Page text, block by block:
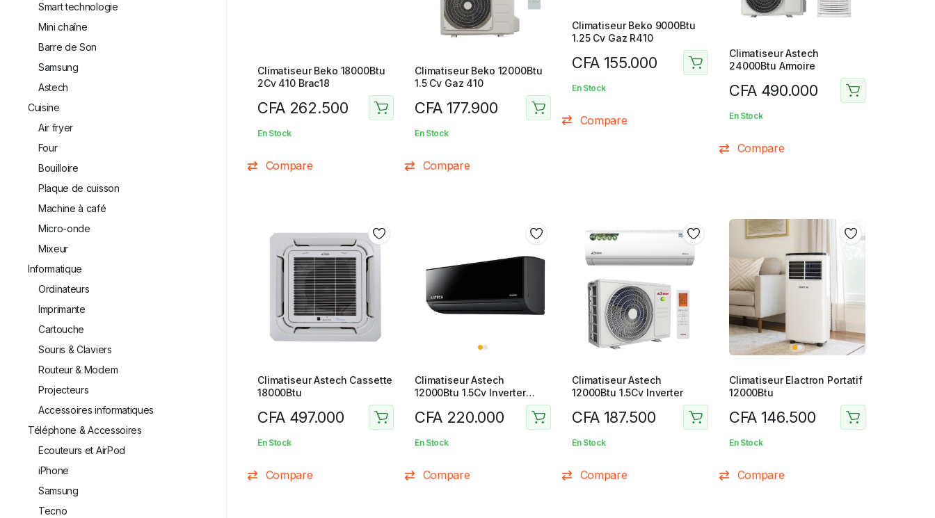
Climatiseur Beko 18000Btu
2Cv 410 Brac18
CFA 262.500
En Stock
Compare
Climatiseur Beko 12000Btu
1.5 Cv Gaz 410
CFA 177.900
En Stock
Compare
Climatiseur Beko 9000Btu
1.25 Cv Gaz R410
CFA 155.000
En Stock
Compare
Climatiseur Astech
24000Btu Armoire
CFA 490.000
En Stock
Compare
Climatiseur Astech Cassette
18000Btu
CFA 497.000
En Stock
Compare
Climatiseur Astech
12000Btu 1.5Cv Inverter
CFA 220.000
En Stock
Compare
Climatiseur Astech
12000Btu 1.5Cv Inverter
CFA 187.500
En Stock
Compare
Climatiseur Elactron Portatif
12000Btu
CFA 146.500
En Stock
Compare
Smart technologie
Mini chaîne
Barre de Son
Samsung
Astech
Cuisine
Air fryer
⁠Four
Bouilloire
Plaque de cuisson
Machine à café
Micro-onde
Mixeur
Informatique
Ordinateurs
Imprimante
Cartouche
Souris & Claviers
Routeur & Modem
Projecteurs
Accessoires informatiques
Téléphone & Accessoires
Ecouteurs et AirPod
iPhone
Samsung
Tecno